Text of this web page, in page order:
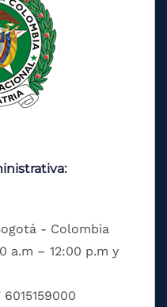
- Colombia
a.m – 12:00 p.m y